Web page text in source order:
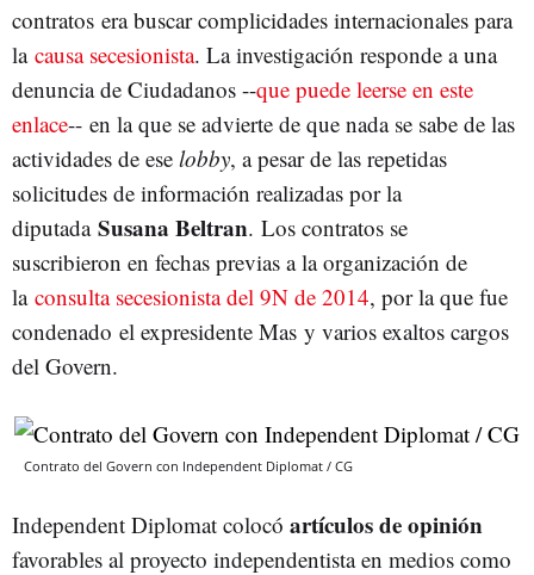
contratos era buscar complicidades internacionales para
la causa secesionista. La investigación responde a una
denuncia de Ciudadanos --que puede leerse en este
enlace-- en la que se advierte de que nada se sabe de las
actividades de ese lobby, a pesar de las repetidas
solicitudes de información realizadas por la
diputada Susana Beltran. Los contratos se
suscribieron en fechas previas a la organización de
la consulta secesionista del 9N de 2014, por la que fue
condenado el expresidente Mas y varios exaltos cargos
del Govern.
Contrato del Govern con Independent Diplomat / CG
Independent Diplomat colocó artículos de opinión
favorables al proyecto independentista en medios como